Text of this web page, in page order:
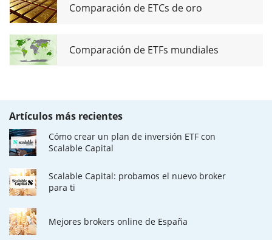
Comparación de ETCs de oro
Comparación de ETFs mundiales
Artículos más recientes
Cómo crear un plan de inversión ETF con
Scalable Capital
Scalable Capital: probamos el nuevo broker
para ti
Mejores brokers online de España